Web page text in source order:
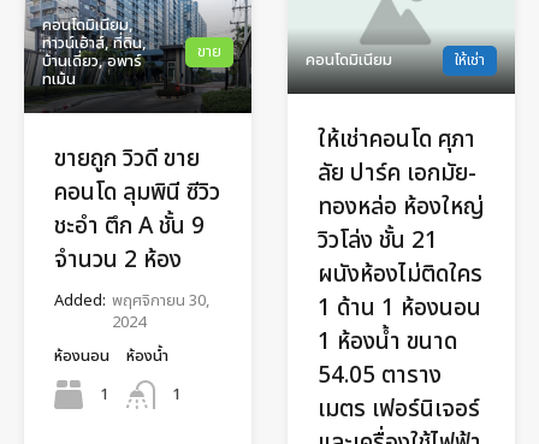
คอนโดมิเนียม,
ทาวน์เฮ้าส์, ที่ดิน,
บ้านเดี่ยว, อพาร์
ทเม้น
ขาย
ขายถูก วิวดี ขาย
คอนโด ลุมพินี ซีวิว
ชะอำ ตึก A ชั้น 9
จำนวน 2 ห้อง
Added: พฤศจิกายน 30,
2024
ห้องนอน
1
ห้องน้ำ
1
คอนโดมิเนียม ให้เช่า
ให้เช่าคอนโด ศุภา
ลัย ปาร์ค เอกมัย-
ทองหล่อ ห้องใหญ่
วิวโล่ง ชั้น 21
ผนังห้องไม่ติดใคร
1 ด้าน 1 ห้องนอน
1 ห้องน้ำ ขนาด
54.05 ตาราง
เมตร เฟอร์นิเจอร์